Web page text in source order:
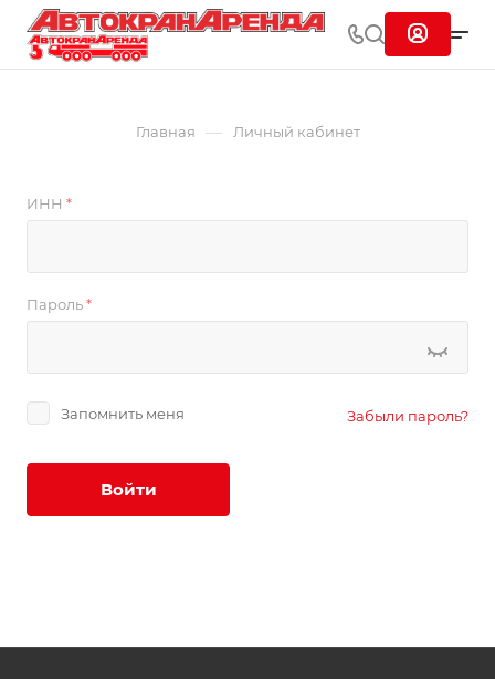
Главная — Личный кабинет
ИНН *
Пароль*
Запомнить меня Забыли пароль?
Войти